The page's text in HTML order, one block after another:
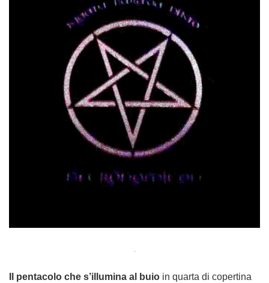
.
Il pentacolo che s’illumina al buio in quarta di copertina